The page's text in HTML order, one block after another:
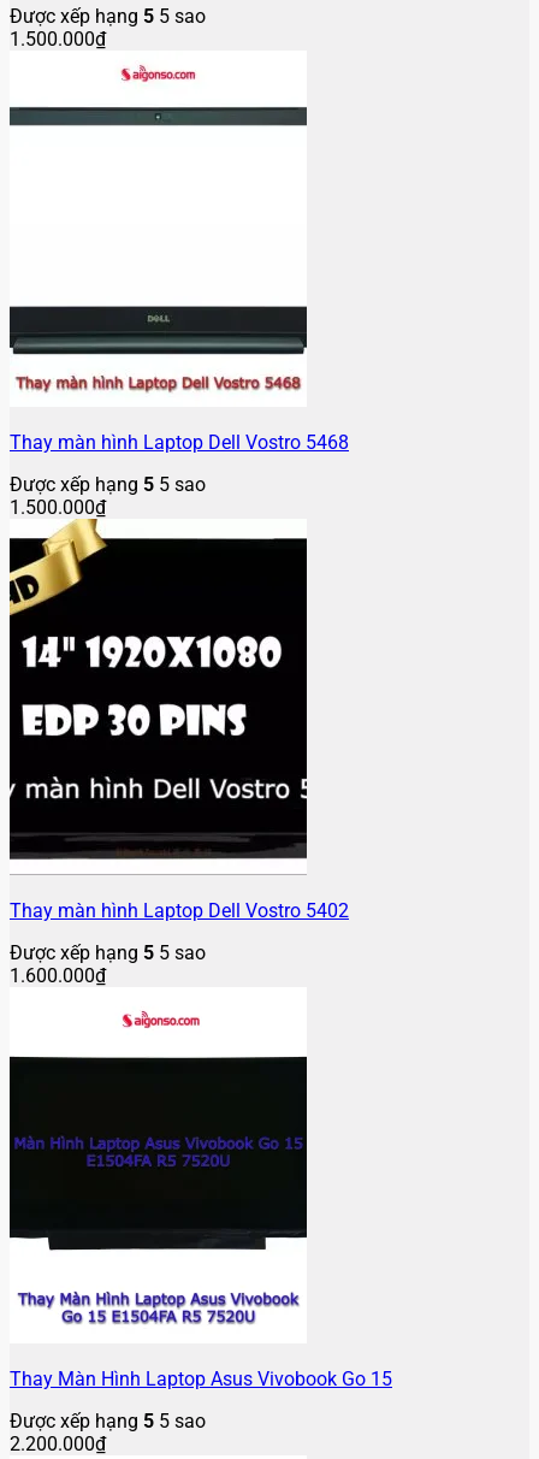
Được xếp hạng 5 5 sao
1.500.000₫
Thay màn hình Laptop Dell Vostro 5468
Được xếp hạng 5 5 sao
1.500.000₫
Thay màn hình Laptop Dell Vostro 5402
Được xếp hạng 5 5 sao
1.600.000₫
Thay Màn Hình Laptop Asus Vivobook Go 15
Được xếp hạng 5 5 sao
2.200.000₫